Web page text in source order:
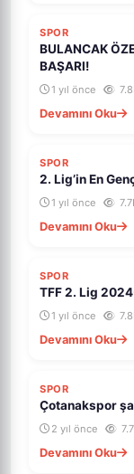
SPOR
BULANCAK
BAŞARI!
1 yıl önce
Devamını Oku
SPOR
2. Lig’in En
1 yıl önce
Devamını Oku
SPOR
TFF 2. Lig
1 yıl önce
Devamını Oku
SPOR
Çotanakspor
2 yıl önce
Devamını Oku